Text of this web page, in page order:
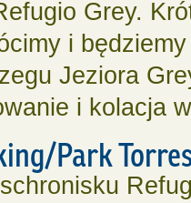
Grey.
i
Jeziora
i kolacja
Park